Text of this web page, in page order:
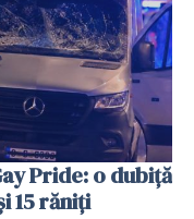
Pride: o dubiță
15 răniți